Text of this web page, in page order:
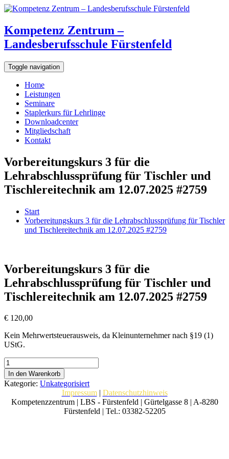
Kompetenz Zentrum –
Landesberufsschule Fürstenfeld
Toggle navigation
Home
Leistungen
Seminare
Staplerkurs für Lehrlinge
Downloadcenter
Mitgliedschaft
Kontakt
Vorbereitungskurs 3 für die
Lehrabschlussprüfung für Tischler und
Tischlereitechnik am 12.07.2025 #2759
Start
Vorbereitungskurs 3 für die Lehrabschlussprüfung für Tischler
und Tischlereitechnik am 12.07.2025 #2759
Vorbereitungskurs 3 für die
Lehrabschlussprüfung für Tischler und
Tischlereitechnik am 12.07.2025 #2759
€ 120,00
Kein Mehrwertsteuerausweis, da Kleinunternehmer nach §19 (1)
UStG.
Vorbereitungskurs
3
für
die
Lehrabschlussprüfung
für
In den Warenkorb
Kategorie: Unkategorisiert
Impressum| Datenschutzhinweis
Kompetenzzentrum | LBS - Fürstenfeld | Gürtelgasse 8 | A-8280
Fürstenfeld | Tel.: 03382-52205